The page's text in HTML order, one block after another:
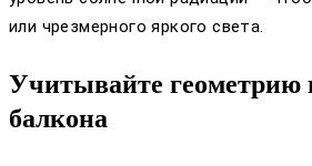
или чрезмерного яркого света.
Учитывайте геометрию
балкона